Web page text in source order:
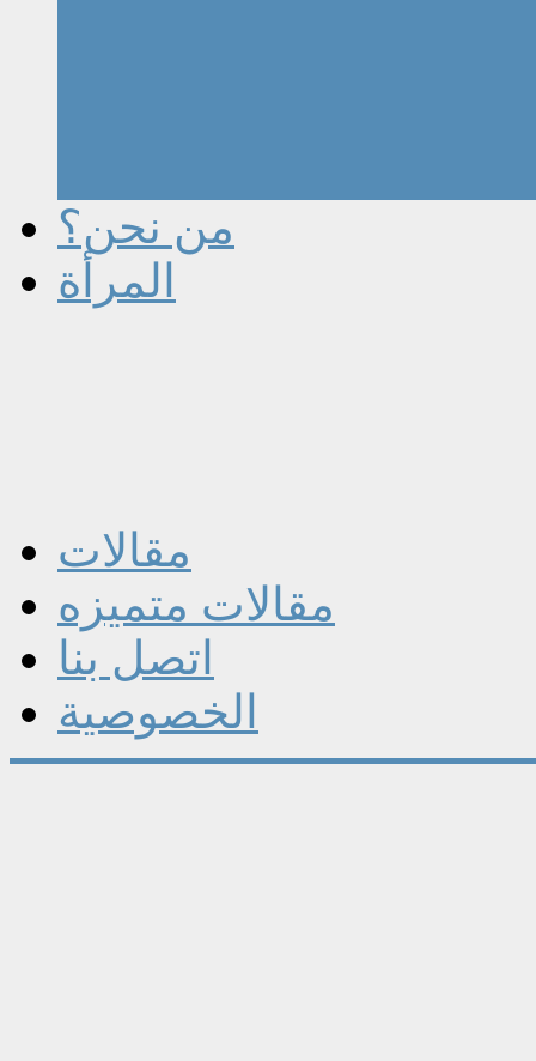
من نحن؟
المرأة
مقالات
مقالات متميزه
اتصل بنا
الخصوصية